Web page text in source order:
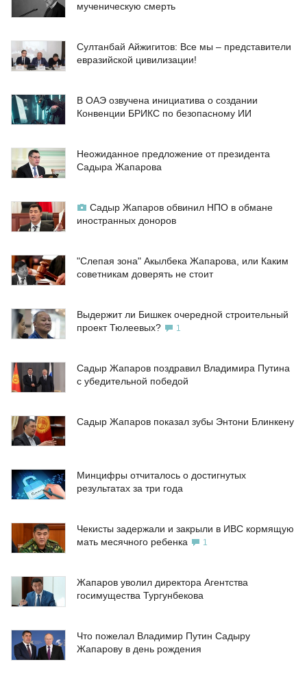
мученическую смерть
Султанбай Айжигитов: Все мы – представители
евразийской цивилизации!
В ОАЭ озвучена инициатива о создании
Конвенции БРИКС по безопасному ИИ
Неожиданное предложение от президента
Садыра Жапарова
Садыр Жапаров обвинил НПО в обмане
иностранных доноров
"Слепая зона" Акылбека Жапарова, или Каким
советникам доверять не стоит
Выдержит ли Бишкек очередной строительный
проект Тюлеевых?
1
Садыр Жапаров поздравил Владимира Путина
с убедительной победой
Садыр Жапаров показал зубы Энтони Блинкену
Минцифры отчиталось о достигнутых
результатах за три года
Чекисты задержали и закрыли в ИВС кормящую
мать месячного ребенка
1
Жапаров уволил директора Агентства
госимущества Тургунбекова
Что пожелал Владимир Путин Садыру
Жапарову в день рождения